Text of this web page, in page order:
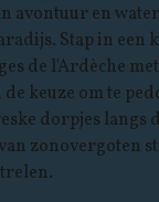
avontuur en
Stap in een
de l'Ardèche
keuze om te
dorpjes langs
zonovergoten